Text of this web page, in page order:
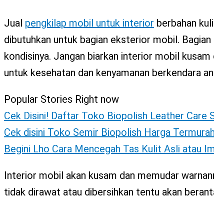
Jual pengkilap mobil untuk interior berbahan
dibutuhkan untuk bagian eksterior mobil.
kondisinya. Jangan biarkan interior mobil
untuk kesehatan dan kenyamanan berkendara
Popular Stories Right now
Cek Disini! Daftar Toko Biopolish Leather Care
Cek disini Toko Semir Biopolish Harga
Begini Lho Cara Mencegah Tas Kulit Asli atau
Interior mobil akan kusam dan memudar
tidak dirawat atau dibersihkan tentu akan